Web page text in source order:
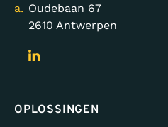
a. Oudebaan 67
2610 Antwerpen
OPLOSSINGEN